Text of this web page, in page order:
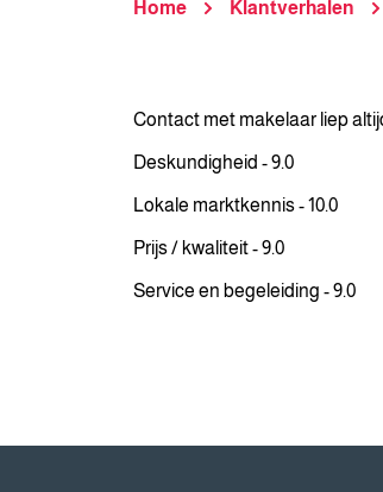
Home Klantverhalen
Contact met makelaar liep
Deskundigheid - 9.0
Lokale marktkennis - 10.0
Prijs / kwaliteit - 9.0
Service en begeleiding - 9.0